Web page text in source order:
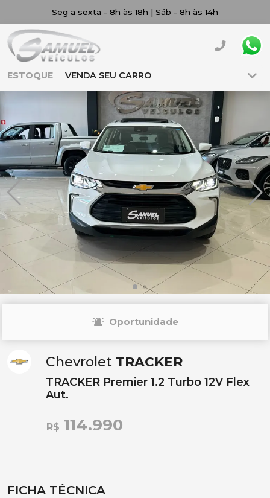
Seg a sexta - 8h às 18h | Sáb - 8h às 14h
ESTOQUE VENDA SEU CARRO
Oportunidade
Chevrolet TRACKER
TRACKER Premier 1.2 Turbo 12V Flex
Aut.
R$ 114.990
FICHA TÉCNICA